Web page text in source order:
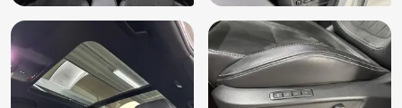
Koplampen adaptief
LED achterlichten
LED dagrijverlichting
LED mistlampen